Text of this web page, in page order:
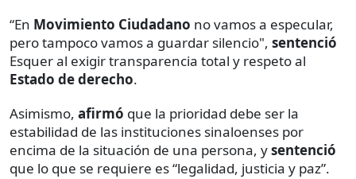
“En Movimiento Ciudadano no vamos a especular,
pero tampoco vamos a guardar silencio", sentenció
Esquer al exigir transparencia total y respeto al
Estado de derecho.
Asimismo, afirmó que la prioridad debe ser la
estabilidad de las instituciones sinaloenses por
encima de la situación de una persona, ysentenció
que lo que se requiere es “legalidad, justicia y paz”.